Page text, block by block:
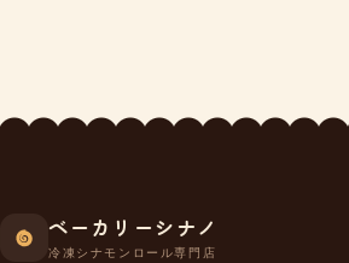
ベーカリーシナノ
冷凍シナモンロール専門店